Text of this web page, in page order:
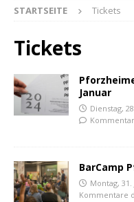
STARTSEITE Tickets
Tickets
Januar
Dienstag,
BarCamp
Montag, 31.
Kommentare